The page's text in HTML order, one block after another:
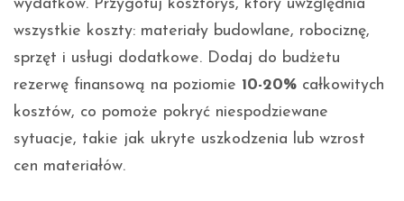
wydatków. Przygotuj kosztorys, który uwzględnia
wszystkie koszty: materiały budowlane, robociznę,
sprzęt i usługi dodatkowe. Dodaj do budżetu
rezerwę finansową na poziomie 10-20% całkowitych
kosztów, co pomoże pokryć niespodziewane
sytuacje, takie jak ukryte uszkodzenia lub wzrost
cen materiałów.